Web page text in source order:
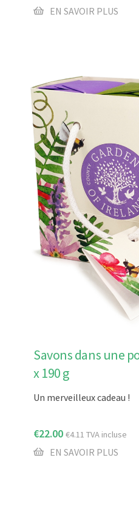
EN SAVOIR PLUS
Savons dans une
x 190 g
Un merveilleux cadeau !
€22.00 €4.11 TVA incluse
EN SAVOIR PLUS